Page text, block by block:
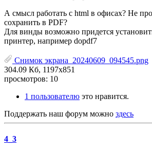
А смысл работать с html в офисах? Не
сохранить в PDF?
Для винды возможно придется
принтер, например dopdf7
Снимок экрана_20240609_094545.png
304.09 Кб, 1197x851
просмотров: 10
1 пользователю это нравится.
Поддержать наш форум можно здесь
4_3